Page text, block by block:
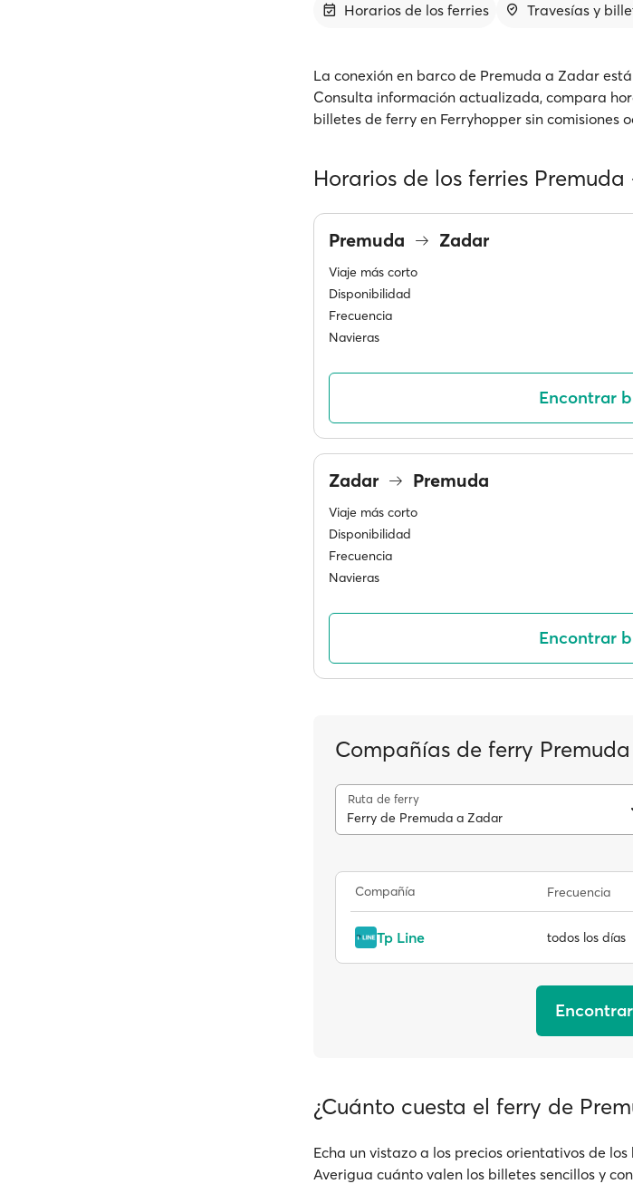
Horarios de los ferries Travesías y
La conexión en barco de Premuda a Zadar
Consulta información actualizada, compara
billetes de ferry en Ferryhopper sin comisiones
Horarios de los ferries
Premuda Zadar
Viaje más corto
Disponibilidad
Frecuencia
Navieras
Encontrar
Zadar Premuda
Viaje más corto
Disponibilidad
Frecuencia
Navieras
Encontrar
Compañías de ferry
Ruta de ferry
Ferry de Premuda a Zadar
Compañía Frecuencia
Tp Line todos los días
¿Cuánto cuesta el ferry de
Echa un vistazo a los precios orientativos de
Averigua cuánto valen los billetes sencillos y